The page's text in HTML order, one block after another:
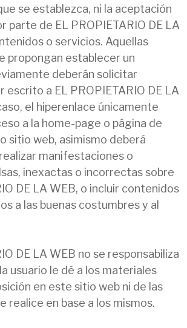
se establezca, ni la aceptación
parte de EL PROPIETARIO DE LA
o servicios. Aquellas
propongan establecer un
deberán solicitar
escrito a EL PROPIETARIO DE LA
el hiperenlace únicamente
a la home-page o página de
sitio web, asimismo deberá
manifestaciones o
inexactas o incorrectas sobre
DE LA WEB, o incluir contenidos
a las buenas costumbres y al
DE LA WEB no se responsabiliza
usuario le dé a los materiales
en este sitio web ni de las
realice en base a los mismos.